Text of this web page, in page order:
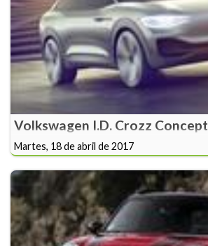
Volkswagen I.D. Crozz Concept
Martes, 18 de abril de 2017